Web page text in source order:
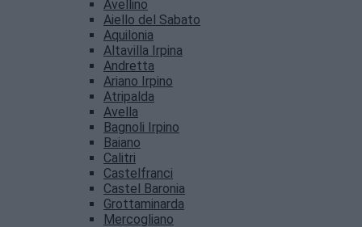
Avellino
Aiello del Sabato
Aquilonia
Altavilla Irpina
Andretta
Ariano Irpino
Atripalda
Avella
Bagnoli Irpino
Baiano
Calitri
Castelfranci
Castel Baronia
Grottaminarda
Mercogliano